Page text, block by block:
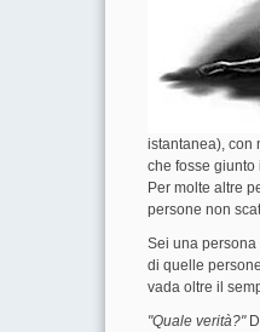
istantanea), con
che fosse
Per molte altre
persone non
Sei una persona
di quelle
vada oltre il
"Quale verità?"